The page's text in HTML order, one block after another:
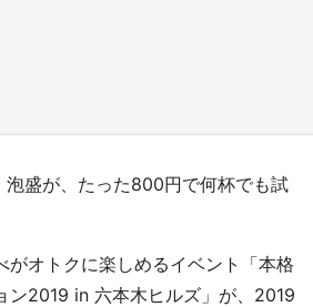
盛が、たった800円で何杯でも試
がオトクに楽しめるイベント「本格
ン2019 in 六本木ヒルズ」が、2019